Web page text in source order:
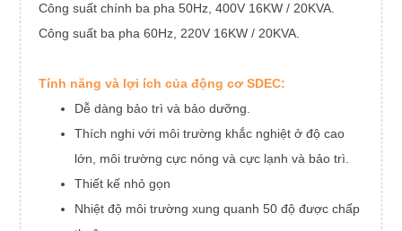
Công suất chính ba pha 50Hz, 400V 16KW / 20KVA.
Công suất ba pha 60Hz, 220V 16KW / 20KVA.
Tính năng và lợi ích của động cơ SDEC:
Dễ dàng bảo trì và bảo dưỡng.
Thích nghi với môi trường khắc nghiệt ở độ cao
lớn, môi trường cực nóng và cực lạnh và bảo trì.
Thiết kế nhỏ gọn
Nhiệt độ môi trường xung quanh 50 độ được chấp